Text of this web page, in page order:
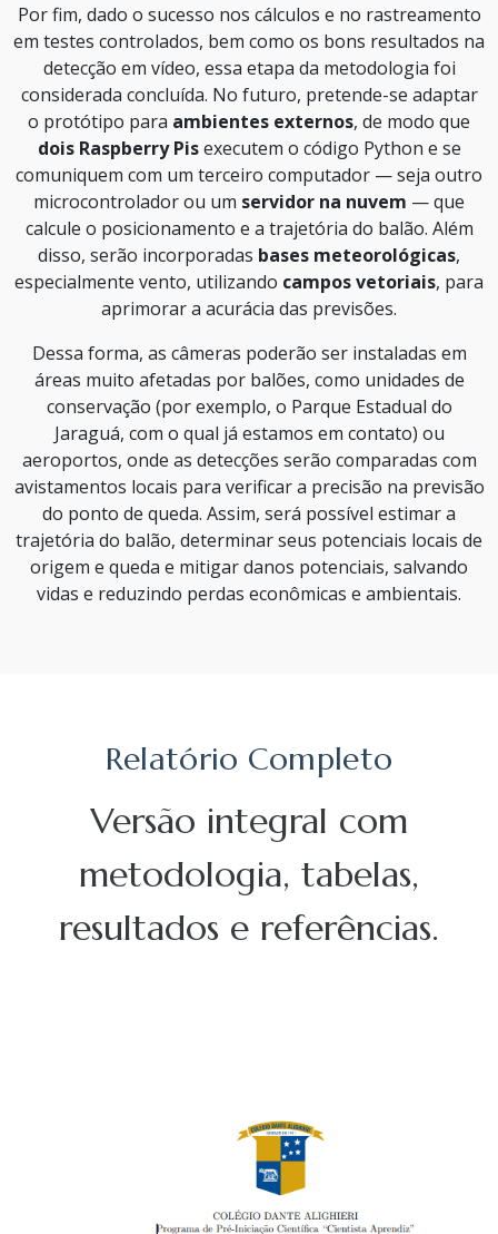
Por fim, dado o sucesso nos cálculos e no rastreamento
em testes controlados, bem como os bons resultados na
detecção em vídeo, essa etapa da metodologia foi
considerada concluída. No futuro, pretende-se adaptar
o protótipo para ambientes externos, de modo que
dois Raspberry Pisexecutem o código Python e se
comuniquem com um terceiro computador — seja outro
microcontrolador ou um servidor na nuvem — que
calcule o posicionamento e a trajetória do balão. Além
disso, serão incorporadas bases meteorológicas,
especialmente vento, utilizando campos vetoriais, para
aprimorar a acurácia das previsões.
Dessa forma, as câmeras poderão ser instaladas em
áreas muito afetadas por balões, como unidades de
conservação (por exemplo, o Parque Estadual do
Jaraguá, com o qual já estamos em contato) ou
aeroportos, onde as detecções serão comparadas com
avistamentos locais para verificar a precisão na previsão
do ponto de queda. Assim, será possível estimar a
trajetória do balão, determinar seus potenciais locais de
origem e queda e mitigar danos potenciais, salvando
vidas e reduzindo perdas econômicas e ambientais.
Relatório Completo
Versão integral com
metodologia, tabelas,
resultados e referências.